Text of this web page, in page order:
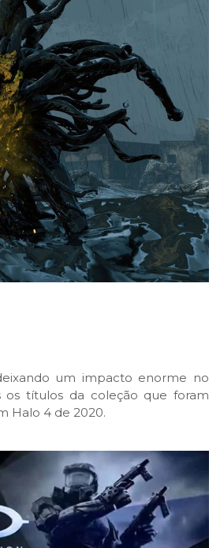
um impacto enorme no
títulos da coleção que foram
Halo 4 de 2020.